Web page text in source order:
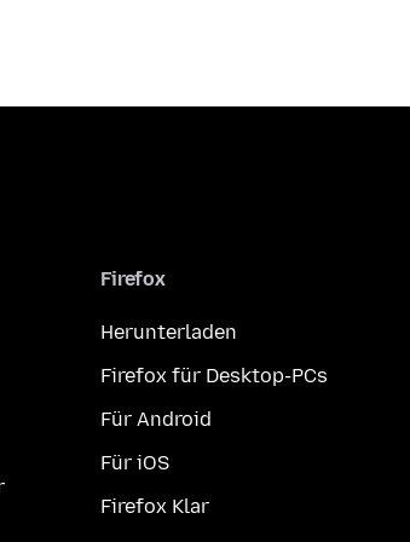
Firefox
Herunterladen
Firefox für Desktop-PCs
Für Android
Für iOS
Firefox Klar